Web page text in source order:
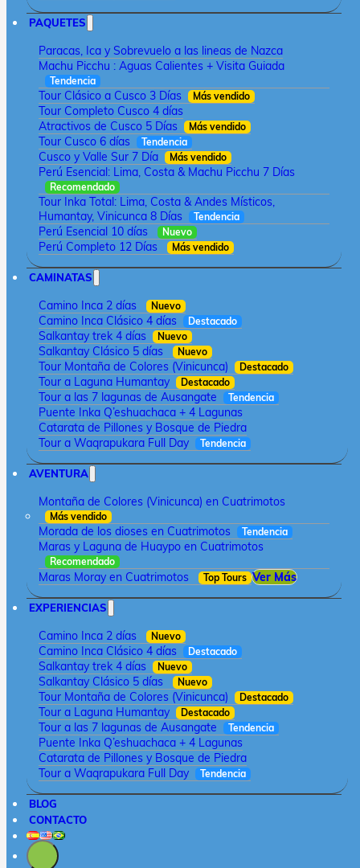
PAQUETES
Paracas, Ica y Sobrevuelo a las lineas de Nazca
Machu Picchu : Aguas Calientes + Visita Guiada
Tendencia
Tour Clásico a Cusco 3 Días Más vendido
Tour Completo Cusco 4 días
Atractivos de Cusco 5 Días
Más vendido
Tour Cusco 6 días Tendencia
Cusco y Valle Sur 7 Día Más vendido
Perú Esencial: Lima, Costa & Machu Picchu 7 Días
Recomendado
Tour Inka Total: Lima, Costa & Andes Místicos,
Humantay, Vinicunca 8 Días
Tendencia
Perú Esencial 10 días Nuevo
Perú Completo 12 Días Más vendido
CAMINATAS
Camino Inca 2 días Nuevo
Camino Inca Clásico 4 días Destacado
Salkantay trek 4 días Nuevo
Salkantay Clásico 5 días Nuevo
Tour Montaña de Colores (Vinicunca) Destacado
Tour a Laguna Humantay Destacado
Tour a las 7 lagunas de Ausangate Tendencia
Puente Inka Q’eshuachaca + 4 Lagunas
Catarata de Pillones y Bosque de Piedra
Tour a Waqrapukara Full Day
Tendencia
AVENTURA
Montaña de Colores (Vinicunca) en Cuatrimotos
Más vendido
Morada de los dioses en Cuatrimotos Tendencia
Maras y Laguna de Huaypo en Cuatrimotos
Recomendado
Maras Moray en Cuatrimotos Top Tours Ver Más
EXPERIENCIAS
Camino Inca 2 días Nuevo
Camino Inca Clásico 4 días Destacado
Salkantay trek 4 días Nuevo
Salkantay Clásico 5 días Nuevo
Tour Montaña de Colores (Vinicunca) Destacado
Tour a Laguna Humantay Destacado
Tour a las 7 lagunas de Ausangate Tendencia
Puente Inka Q’eshuachaca + 4 Lagunas
Catarata de Pillones y Bosque de Piedra
Tour a Waqrapukara Full Day
Tendencia
BLOG
CONTACTO